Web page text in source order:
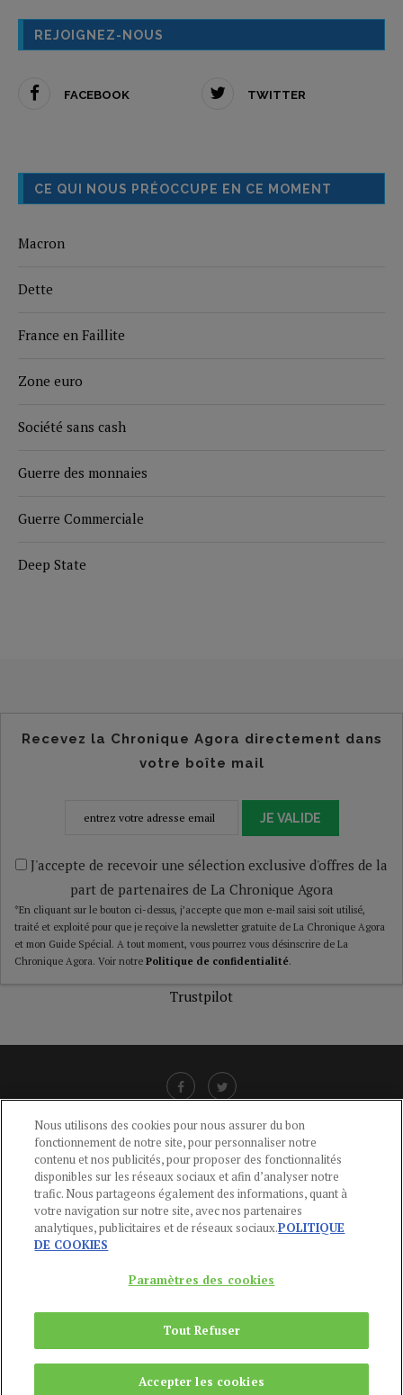
REJOIGNEZ-NOUS
FACEBOOK TWITTER
CE QUI NOUS PRÉOCCUPE EN CE MOMENT
Macron
Dette
France en Faillite
Zone euro
Société sans cash
Guerre des monnaies
Guerre Commerciale
Deep State
Recevez la Chronique Agora directement dans
votre boîte mail
JE VALIDE
J'accepte de recevoir une sélection exclusive d'offres de la
part de partenaires de La Chronique Agora
*En cliquant sur le bouton ci-dessus, j’accepte que mon e-mail saisi soit utilisé,
traité et exploité pour que je reçoive la newsletter gratuite de La Chronique Agora
et mon Guide Spécial. A tout moment, vous pourrez vous désinscrire de La
Chronique Agora. Voir notre Politique de confidentialité.
Trustpilot
CGU-POLITIQUE DE CONFIDENTIALITÉ -POLITIQUE DES COOKIES
MENTIONS LÉGALES -AIDE
CONTACT
Du Lundi au Vendredi, 9h-13h et 14h-17h
Copyright © 2024Publications Agora
REMONTER
Nous utilisons des cookies pour nous assurer du bon
fonctionnement de notre site, pour personnaliser notre
contenu et nos publicités, pour proposer des fonctionnalités
disponibles sur les réseaux sociaux et afin d’analyser notre
trafic. Nous partageons également des informations, quant à
votre navigation sur notre site, avec nos partenaires
analytiques, publicitaires et de réseaux sociaux.POLITIQUE
DE COOKIES
Paramètres des cookies
Tout Refuser
Accepter les cookies